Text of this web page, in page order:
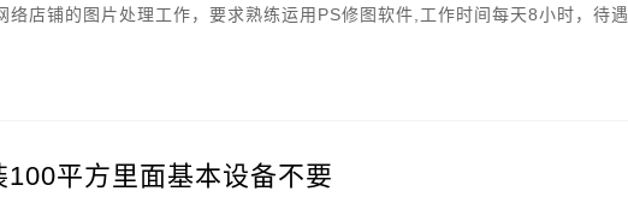
络店铺的图片处理工作，要求熟练运用PS修图软件,工作时间每天8小时，待遇
平方里面基本设备不要